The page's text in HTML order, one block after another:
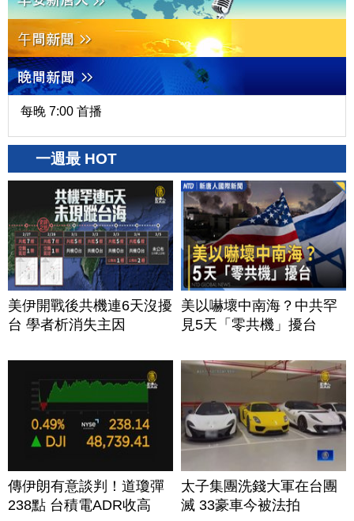
每晚 7:00 首播
一週最 HOT
美伊開戰後共機連6天沒擾
台 學者析消失主因
美以嚇壞中南海？中共罕
見5天「零共機」擾台
傳伊朗有意談判！道瓊彈
238點 台積電ADR收高
太子集團洗錢大軍在台團
滅 33豪車今被法拍